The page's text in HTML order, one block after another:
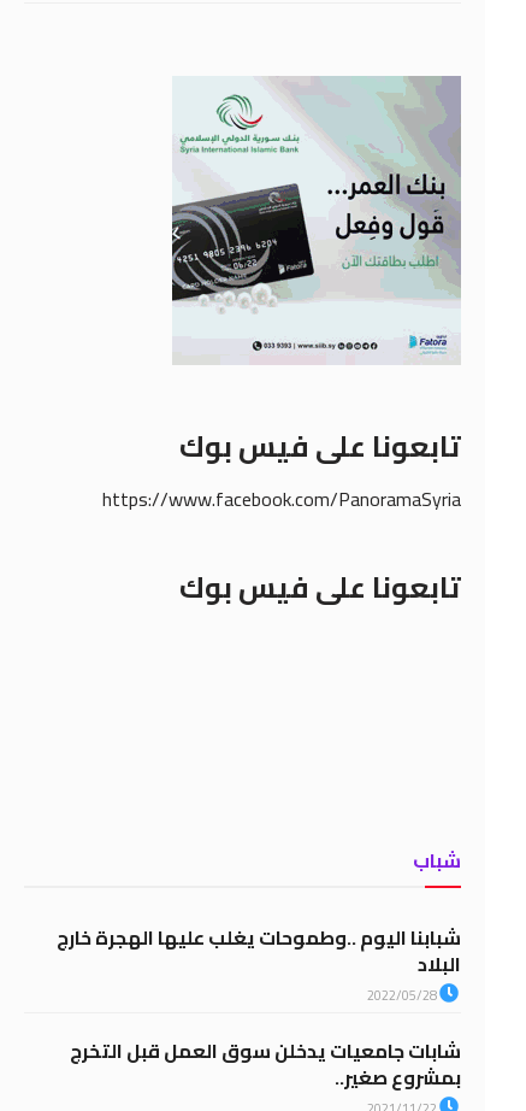
تابعونا على فيس بوك
https://www.facebook.com/PanoramaSyria
تابعونا على فيس بوك
شباب
شبابنا اليوم ..وطموحات يغلب عليها الهجرة خارج
البلاد
2022/05/28
شابات جامعيات يدخلن سوق العمل قبل التخرج
بمشروع صغير..